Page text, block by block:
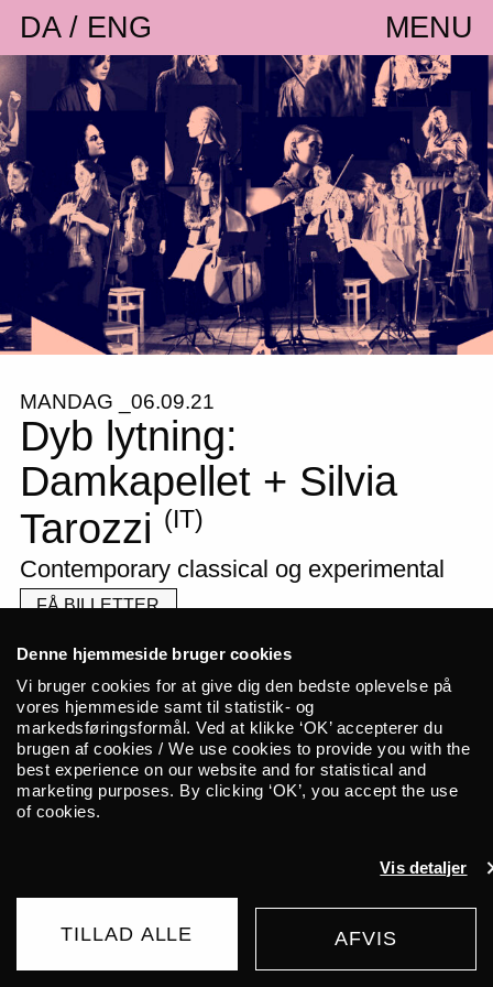
Denne hjemmeside bruger cookies
Vi bruger cookies for at give dig den bedste oplevelse på
vores hjemmeside samt til statistik- og
markedsføringsformål. Ved at klikke ‘OK’ accepterer du
brugen af cookies / We use cookies to provide you with the
best experience on our website and for statistical and
marketing purposes. By clicking ‘OK’, you accept the use
of cookies.
Vis detaljer
TILLAD ALLE AFVIS
DA ENG MENU
MANDAG _06.09.21
Dyb lytning:
Damkapellet + Silvia
Tarozzi (IT)
Contemporary classical og experimental
FÅ BILLETTER
Få skærpet opmærksomheden
på lytning, omgivelser og
akustik, når Damkapellet og
sekunders efterklang i det
spektakulære bygningsværk